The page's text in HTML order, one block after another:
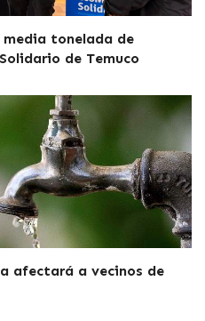
media tonelada de
de Temuco
afectará a vecinos de